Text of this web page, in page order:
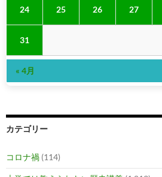
24 25 26 27
31
« 4月
カテゴリー
コロナ禍 (114)